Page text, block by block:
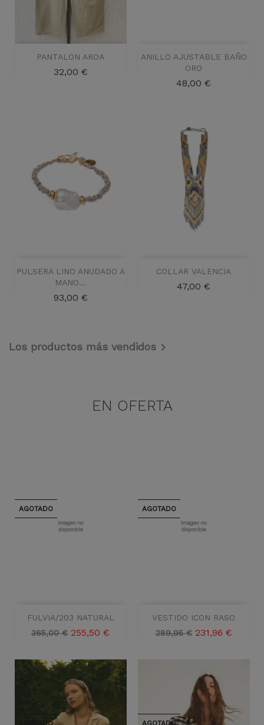
PANTALON AROA
Precio
32,00 €
ANILLO AJUSTABLE BAÑO
ORO
Precio
48,00 €
PULSERA LINO ANUDADO A
MANO...
Precio
93,00 €
COLLAR VALENCIA
Precio
47,00 €
Los productos más vendidos 
EN OFERTA
FULVIA/203 NATURAL
Precio
365,00 € Precio
255,50 €
AGOTADO
VESTIDO ICON RASO
Precio
289,95 € Precio
231,96 €
AGOTADO
AGOTADO AGOTADO